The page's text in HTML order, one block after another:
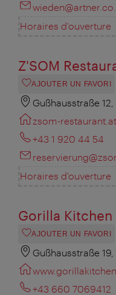
Horaires d'ouverture
Z'SOM
AJOUTER UN FAVORI
Gußhausstraße
zsom-restaurant.at
+43 1 920 44 54
Horaires d'ouverture
Gorilla Kitchen
AJOUTER UN FAVORI
Gußhausstraße
+43 660 7069412